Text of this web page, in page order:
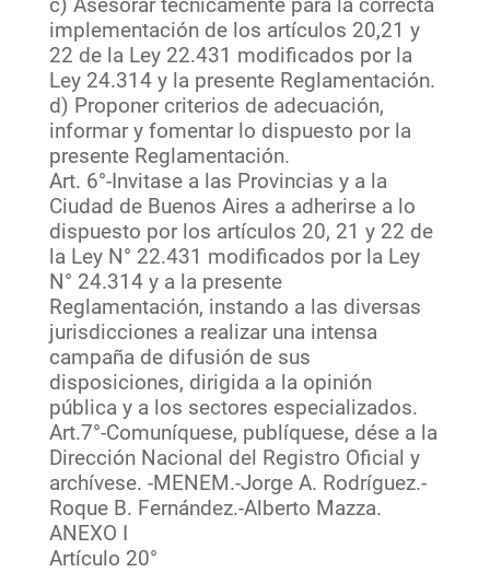
implementación de los artículos 20,21 y
22 de la Ley 22.431 modificados por la
Ley 24.314 y la presente Reglamentación.
d) Proponer criterios de adecuación,
informar y fomentar lo dispuesto por la
presente Reglamentación.
Art. 6°-Invitase a las Provincias y a la
Ciudad de Buenos Aires a adherirse a lo
dispuesto por los artículos 20, 21 y 22 de
la Ley N° 22.431 modificados por la Ley
N° 24.314 y a la presente
Reglamentación, instando a las diversas
jurisdicciones a realizar una intensa
campaña de difusión de sus
disposiciones, dirigida a la opinión
pública y a los sectores especializados.
Art.7°-Comuníquese, publíquese, dése a la
Dirección Nacional del Registro Oficial y
archívese. -MENEM.-Jorge A. Rodríguez.-
Roque B. Fernández.-Alberto Mazza.
ANEXO I
Artículo 20°